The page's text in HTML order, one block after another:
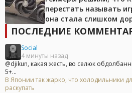
перестать называть
она стала слишком
ПОСЛЕДНИЕ
Social
4 минуты назад
@djikun, какая жесть, во селюк
5+...
В Японии так жарко, что холодильники
раскупать